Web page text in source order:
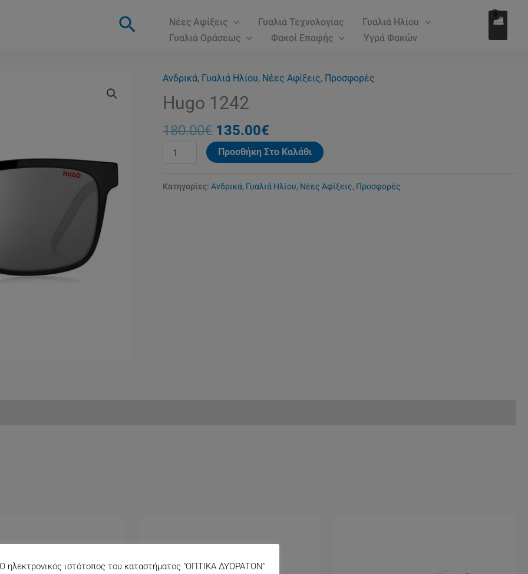
Αναζήτηση
Νέες Αφίξεις Γυαλιά Τεχνολογίας
Γυαλιά Ηλίου
Γυαλιά Οράσεως
Φακοί Επαφής
Υγρά Φακών
Ανδρικά, Γυαλιά Ηλίου, Νέες Αφίξεις, Προσφορές
Hugo 1242
180.00€
Original
price
was:
180.00€.
135.00€
Η
135.00€.
Hugo
1242
ποσότητα
Προσθήκη Στο Καλάθι
Κατηγορίες:Ανδρικά, Γυαλιά Ηλίου, Νέες Αφίξεις, Προσφορές
Ο ηλεκτρονικός ιστότοπος του καταστήματος "ΟΠΤΙΚΑ ΔΥΟΡΑΤΟΝ"
135.00€.